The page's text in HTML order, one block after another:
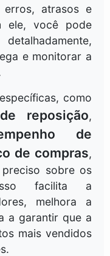
erros, atrasos e
ele, você pode
e monitorar a
como
reposição,
de
de compras,
sobre os
facilita a
melhora a
a garantir que a
mais vendidos